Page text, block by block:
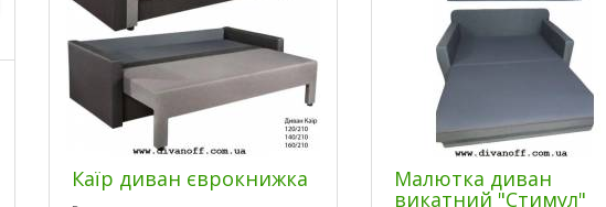
Каїр диван єврокнижка Малютка диван
викатний "Стимул"